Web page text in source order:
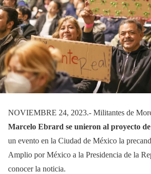
NOVIEMBRE 24, 2023.- Militantes de
Marcelo Ebrard se unieron al proyecto
un evento en la Ciudad de México la
Amplio por México a la Presidencia de la
conocer la noticia.